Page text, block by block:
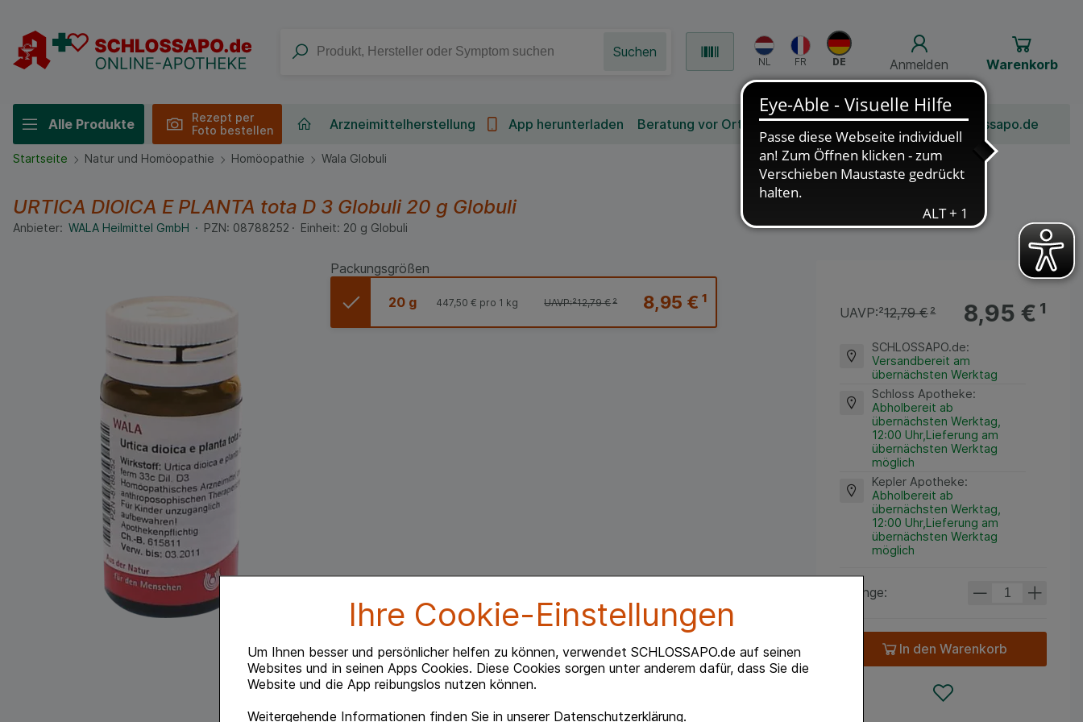
Ihre Cookie-Einstellungen
Um Ihnen besser und persönlicher helfen zu können, verwendet SCHLOSSAPO.de auf seinen
Websites und in seinen Apps Cookies. Diese Cookies sorgen unter anderem dafür, dass Sie die
Website und die App reibungslos nutzen können.
Weitergehende Informationen finden Sie in unserer Datenschutzerklärung.
Anmelden Warenkorb
Suchen
Alle Produkte
Rezept per
Foto bestellen
Arzneimittelherstellung App herunterladen Beratung vor Ort Bonusprogramm Jobs Über Schlossapo.de
Startseite Natur und Homöopathie Homöopathie Wala Globuli
URTICA DIOICA E PLANTA tota D 3 Globuli 20 g Globuli
Anbieter: WALA Heilmittel GmbH PZN: 08788252 Einheit: 20 g Globuli
Packungsgrößen
20 g 8,95 €¹
UAVP:²12,79 €²
447,50 € pro 1 kg 8,95 €¹
UAVP:²12,79 €²
SCHLOSSAPO.de:
Versandbereit am
übernächsten Werktag
Schloss Apotheke:
Abholbereit ab
übernächsten Werktag,
12:00 Uhr,Lieferung am
übernächsten Werktag
möglich
Kepler Apotheke:
Abholbereit ab
übernächsten Werktag,
12:00 Uhr,Lieferung am
übernächsten Werktag
möglich
Menge:
In den Warenkorb